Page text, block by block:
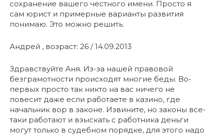
сохранение вашего честного имени. Просто я
сам юрист и примерные варианты развития
понимаю. Это можно решить.
Андрей , возраст: 26 / 14.09.2013
Здравствуйте Аня. Из-за нашей правовой
безграмотности происходят многие беды. Во-
первых просто так никто на вас ничего не
повесит даже если работаете в казино, где
начальник вор в законе. Извините, но законы все-
таки работают и взыскать с работника деньги
могут только в судебном порядке, для этого надо